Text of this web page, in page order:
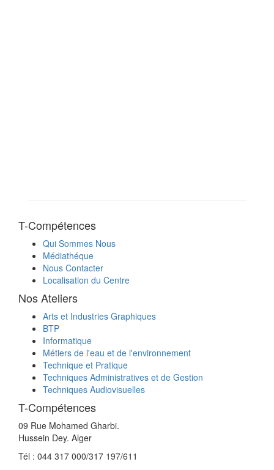
T-Compétences
Qui Sommes Nous
Médiathéque
Nous Contacter
Localisation du Centre
Nos Ateliers
Arts et Industries Graphiques
BTP
Informatique
Métiers de l'eau et de l'environnement
Technique et Pratique
Techniques Administratives et de Gestion
Techniques Audiovisuelles
T-Compétences
09 Rue Mohamed Gharbi.
Hussein Dey. Alger
Tél : 044 317 000/317 197/611